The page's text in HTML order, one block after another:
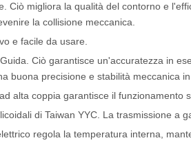
Ciò migliora la qualità del contorno e
la collisione meccanica.
e facile da usare.
Ciò garantisce un'accuratezza in
buona precisione e stabilità meccanica
alta coppia garantisce il funzionamento
di Taiwan YYC. La trasmissione a
regola la temperatura interna,